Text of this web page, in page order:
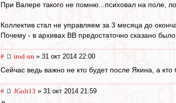
При Валере такого не помню...психовал на поле,
Коллектив стал не управляем за 3 месяца до
Почему - в архивах ВВ предостаточно сказано было.
# irod sm » 31 окт 2014 22:00
Сейчас ведь важно не кто будет после Якина, а
# JGolt13 » 31 окт 2014 21:59